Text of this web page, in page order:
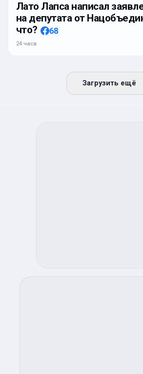
Лато Лапса написал
на депутата от
что?
68
24 часа
Загрузить ещё